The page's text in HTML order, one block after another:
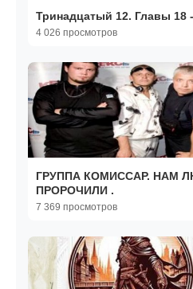
Тринадцатый 12. Главы 18
4 026 просмотров
ГРУППА КОМИССАР. НАМ
ПРОРОЧИЛИ .
7 369 просмотров